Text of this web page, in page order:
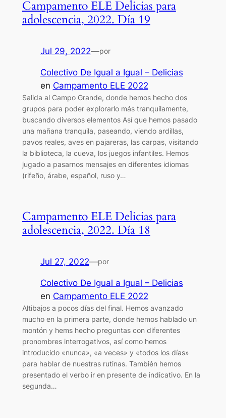
Campamento ELE Delicias para
adolescencia, 2022. Día 19
Jul 29, 2022—por
Colectivo De Igual a Igual – Delicias
en Campamento ELE 2022
Salida al Campo Grande, donde hemos hecho dos
grupos para poder explorarlo más tranquilamente,
buscando diversos elementos Así que hemos pasado
una mañana tranquila, paseando, viendo ardillas,
pavos reales, aves en pajareras, las carpas, visitando
la biblioteca, la cueva, los juegos infantiles. Hemos
jugado a pasarnos mensajes en diferentes idiomas
(rifeño, árabe, español, ruso y…
Campamento ELE Delicias para
adolescencia, 2022. Día 18
Jul 27, 2022—por
Colectivo De Igual a Igual – Delicias
en Campamento ELE 2022
Altibajos a pocos días del final. Hemos avanzado
mucho en la primera parte, donde hemos hablado un
montón y hems hecho preguntas con diferentes
pronombres interrogativos, así como hemos
introducido «nunca», «a veces» y «todos los días»
para hablar de nuestras rutinas. También hemos
presentado el verbo ir en presente de indicativo. En la
segunda…